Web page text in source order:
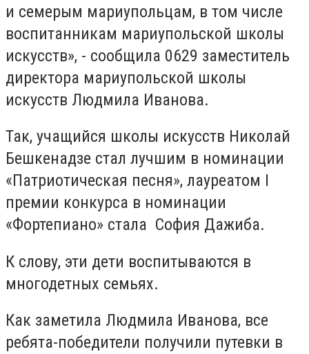
и семерым мариупольцам, в том числе
воспитанникам мариупольской школы
искусств», - сообщила 0629 заместитель
директора мариупольской школы
искусств Людмила Иванова.
Так, учащийся школы искусств Николай
Бешкенадзе стал лучшим в номинации
«Патриотическая песня», лауреатом I
премии конкурса в номинации
«Фортепиано» стала София Дажиба.
К слову, эти дети воспитываются в
многодетных семьях.
Как заметила Людмила Иванова, все
ребята-победители получили путевки в